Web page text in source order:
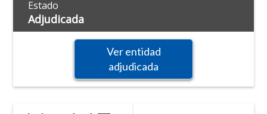
Estado
Adjudicada
Ver entidad
adjudicada